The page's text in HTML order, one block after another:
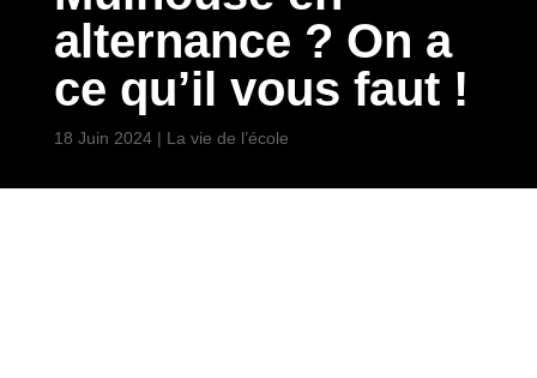
alternance ? On a
ce qu’il vous faut !
18 Juin 2024| La vie de l’école